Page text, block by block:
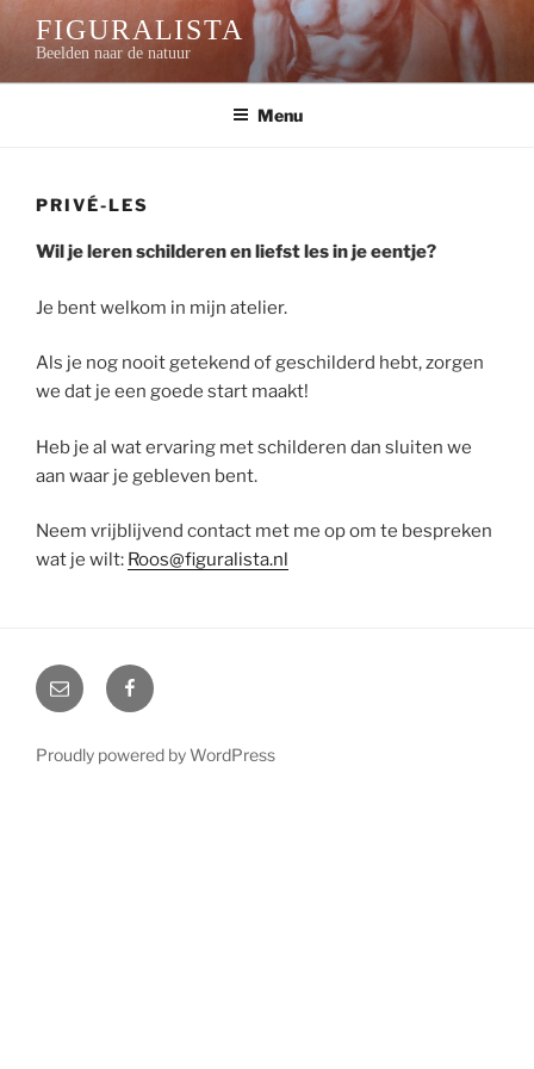
Skip
FIGURALISTA
Beelden naar de natuur
Menu
PRIVÉ-LES
Wil jeleren schilderen en liefstles in je eentje?
Je bent welkom in mijn atelier.
Als je nog nooit getekend of geschilderd hebt, zorgen
we dat je een goede start maakt!
Heb je al wat ervaring met schilderen dan sluiten we
aan waar je gebleven bent.
Neem vrijblijvend contact met me op om te bespreken
wat je wilt: Roos@figuralista.nl
Email Facebook
Proudly powered by WordPress